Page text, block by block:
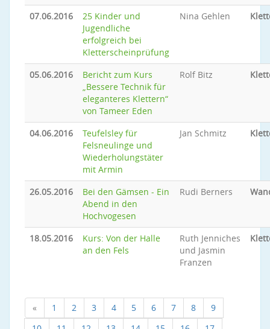
07.06.2016
25 Kinder und
Jugendliche
erfolgreich bei
Kletterscheinprüfung
Nina Gehlen
05.06.2016
Bericht zum Kurs
„Bessere Technik für
eleganteres Klettern“
von Tameer Eden
Rolf Bitz
04.06.2016
Teufelsley für
Felsneulinge und
Wiederholungstäter
mit Armin
Jan Schmitz
26.05.2016
Bei den Gämsen - Ein
Abend in den
Hochvogesen
Rudi Berners
18.05.2016
Kurs: Von der Halle
an den Fels
Ruth Jenniches
und Jasmin
Franzen
« 1 2 3 4 5 6 7 8
9